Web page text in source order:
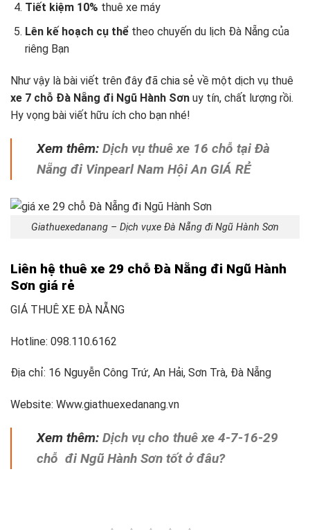
Tiết kiệm 10% thuê xe máy
Lên kế hoạch cụ thể theo chuyến du lịch Đà Nẵng của
riêng Bạn
Như vậy là bài viết trên đây đã chia sẻ về một dịch vụ thuê
xe 7 chỗ Đà Nẵng đi Ngũ Hành Sơn uy tín, chất lượng rồi.
Hy vọng bài viết hữu ích cho bạn nhé!
Xem thêm: Dịch vụ thuê xe 16 chỗ tại Đà
Nẵng đi Vinpearl Nam Hội An GIÁ RẺ
Giathuexedanang – Dịch vụxe Đà Nẵng đi Ngũ Hành Sơn
Liên hệ thuê xe 29 chỗ Đà Nẵng đi Ngũ Hành
Sơn giá rẻ
GIÁ THUÊ XE ĐÀ NẴNG
Hotline: 098.110.6162
Địa chỉ: 16 Nguyễn Công Trứ, An Hải, Sơn Trà, Đà Nẵng
Website: Www.giathuexedanang.vn
Xem thêm: Dịch vụ cho thuê xe 4-7-16-29
chỗ đi Ngũ Hành Sơn tốt ở đâu?